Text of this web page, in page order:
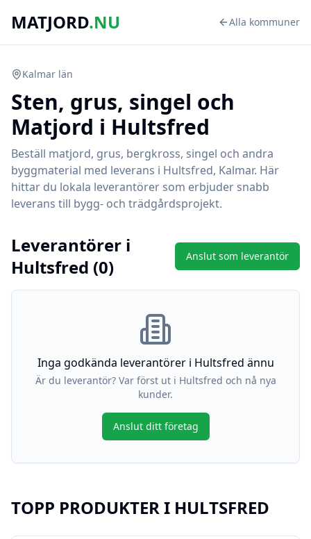
MATJORD.NU Alla kommuner
Kalmar län
Sten, grus, singel och
Matjord i Hultsfred
Beställ matjord, grus, bergkross, singel och andra
byggmaterial med leverans i Hultsfred, Kalmar. Här
hittar du lokala leverantörer som erbjuder snabb
leverans till bygg- och trädgårdsprojekt.
Leverantörer i
Hultsfred (0) Anslut som leverantör
Inga godkända leverantörer i Hultsfred ännu
Är du leverantör? Var först ut i Hultsfred och nå nya
kunder.
Anslut ditt företag
TOPP PRODUKTER I HULTSFRED